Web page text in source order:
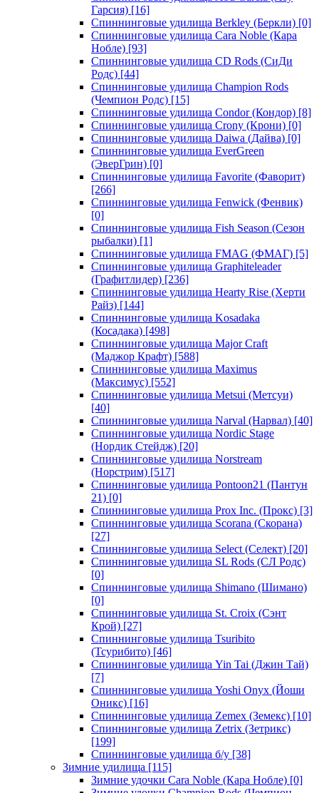
Гарсия) [16]
Спиннинговые удилища Berkley (Беркли) [0]
Спиннинговые удилища Cara Noble (Кара
Нобле) [93]
Спиннинговые удилища CD Rods (СиДи
Родс) [44]
Спиннинговые удилища Champion Rods
(Чемпион Родс) [15]
Спиннинговые удилища Condor (Кондор) [8]
Спиннинговые удилища Crony (Крони) [0]
Спиннинговые удилища Daiwa (Дайва) [0]
Спиннинговые удилища EverGreen
(ЭверГрин) [0]
Спиннинговые удилища Favorite (Фаворит)
[266]
Спиннинговые удилища Fenwick (Фенвик)
[0]
Спиннинговые удилища Fish Season (Сезон
рыбалки) [1]
Спиннинговые удилища FMAG (ФМАГ) [5]
Спиннинговые удилища Graphiteleader
(Графитлидер) [236]
Спиннинговые удилища Hearty Rise (Херти
Райз) [144]
Спиннинговые удилища Kosadaka
(Косадака) [498]
Спиннинговые удилища Major Craft
(Маджор Крафт) [588]
Спиннинговые удилища Maximus
(Максимус) [552]
Спиннинговые удилища Metsui (Метсуи)
[40]
Спиннинговые удилища Narval (Нарвал) [40]
Спиннинговые удилища Nordic Stage
(Нордик Стейдж) [20]
Спиннинговые удилища Norstream
(Норстрим) [517]
Спиннинговые удилища Pontoon21 (Пантун
21) [0]
Спиннинговые удилища Prox Inc. (Прокс) [3]
Спиннинговые удилища Scorana (Скорана)
[27]
Спиннинговые удилища Select (Селект) [20]
Спиннинговые удилища SL Rods (СЛ Родс)
[0]
Спиннинговые удилища Shimano (Шимано)
[0]
Спиннинговые удилища St. Croix (Сэнт
Крой) [27]
Спиннинговые удилища Tsuribito
(Тсурибито) [46]
Спиннинговые удилища Yin Tai (Джин Тай)
[7]
Спиннинговые удилища Yoshi Onyx (Йоши
Оникс) [16]
Спиннинговые удилища Zemex (Земекс) [10]
Спиннинговые удилища Zetrix (Зетрикс)
[199]
Спиннинговые удилища б/у [38]
Зимние удилища [115]
Зимние удочки Cara Noble (Кара Нобле) [0]